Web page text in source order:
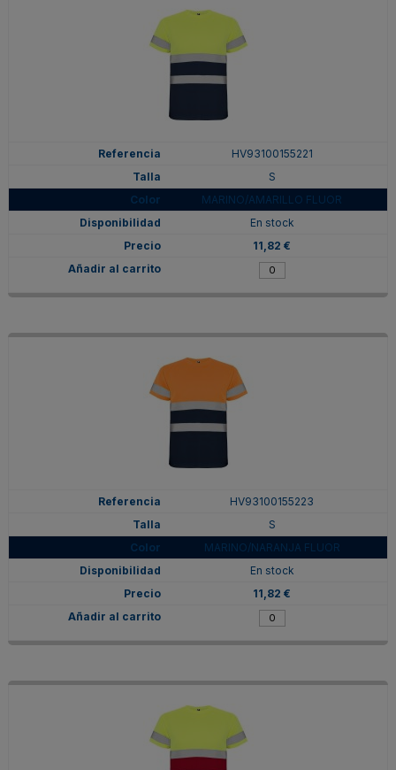
HV93100155221
S
MARINO/AMARILLO FLUOR
En stock
11,82 €
HV93100155223
S
MARINO/NARANJA FLUOR
En stock
11,82 €